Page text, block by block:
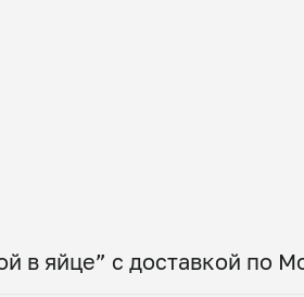
в яйце” с доставкой по